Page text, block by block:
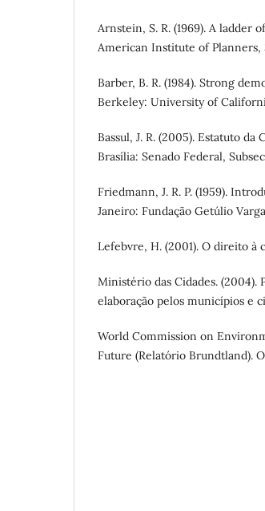
Arnstein, S. R. (1969). A ladder
American Institute of Planners,
Barber, B. R. (1984). Strong
Berkeley: University of
Bassul, J. R. (2005). Estatuto
Brasília: Senado Federal,
Friedmann, J. R. P. (1959).
Janeiro: Fundação Getúlio
Lefebvre, H. (2001). O direito à
Ministério das Cidades. (2004).
elaboração pelos municípios e
World Commission on
Future (Relatório Brundtland).